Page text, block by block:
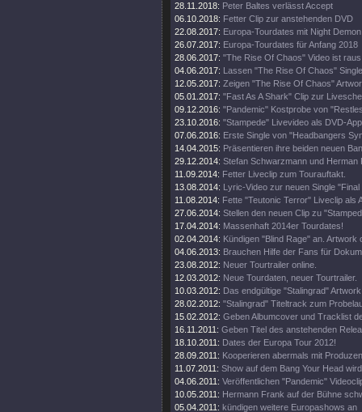
28.11.2018: Peter Baltes verlässt Accept
06.10.2018: Fetter Clip zur anstehenden DVD
22.08.2017: Europa-Tourdates mit Night Demon
26.07.2017: Europa-Tourdates für Anfang 2018
28.06.2017: "The Rise Of Chaos" Video ist
04.06.2017: Lassen "The Rise Of Chaos"
12.05.2017: Zeigen "The Rise Of Chaos"
05.01.2017: "Fast As A Shark" Clip zur
09.12.2016: "Pandemic" Kostprobe von
23.10.2016: "Stampede" Livevideo als DVD-
07.06.2016: Erste Single von "Headbangers
14.04.2015: Präsentieren ihre beiden neuen
29.12.2014: Stefan Schwarzmann und Herman
11.09.2014: Fetter Liveclip zum Tourauftakt.
13.08.2014: Lyric-Video zur neuen Single
11.08.2014: Fette "Teutonic Terror" Liveclip als
27.06.2014: Stellen den neuen Clip zu
17.04.2014: Massenhaft 2014er Tourdates!
02.04.2014: Kündigen "Blind Rage" an. Artwork
04.06.2013: Brauchen Hilfe der Fans für
23.08.2012: Neuer Tourtrailer online.
12.03.2012: Neue Tourdaten, neuer Tourtrailer.
10.03.2012: Das endgültige "Stalingrad"
28.02.2012: "Stalingrad" Titeltrack zum
15.02.2012: Geben Albumcover und Tracklist
16.11.2011: Geben Titel des anstehenden
18.10.2011: Dates der Europa Tour 2012!
28.09.2011: Kooperieren abermals mit
11.07.2011: Show auf dem Bang Your Head
04.06.2011: Veröffentlichen "Pandemic"
10.05.2011: Hermann Frank auf der Bühne
05.04.2011: kündigen weitere Europashows an